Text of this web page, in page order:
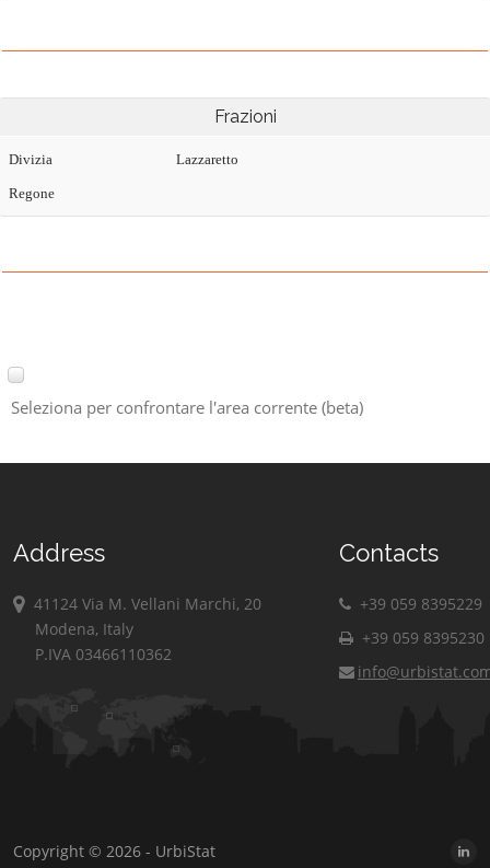
Frazioni
Divizia Lazzaretto
Regone
Seleziona per confrontare l'area corrente (beta)
Address
41124 Via M. Vellani Marchi, 20
Modena, Italy
P.IVA 03466110362
Contacts
+39 059 8395229
+39 059 8395230
Copyright © 2026 - UrbiStat